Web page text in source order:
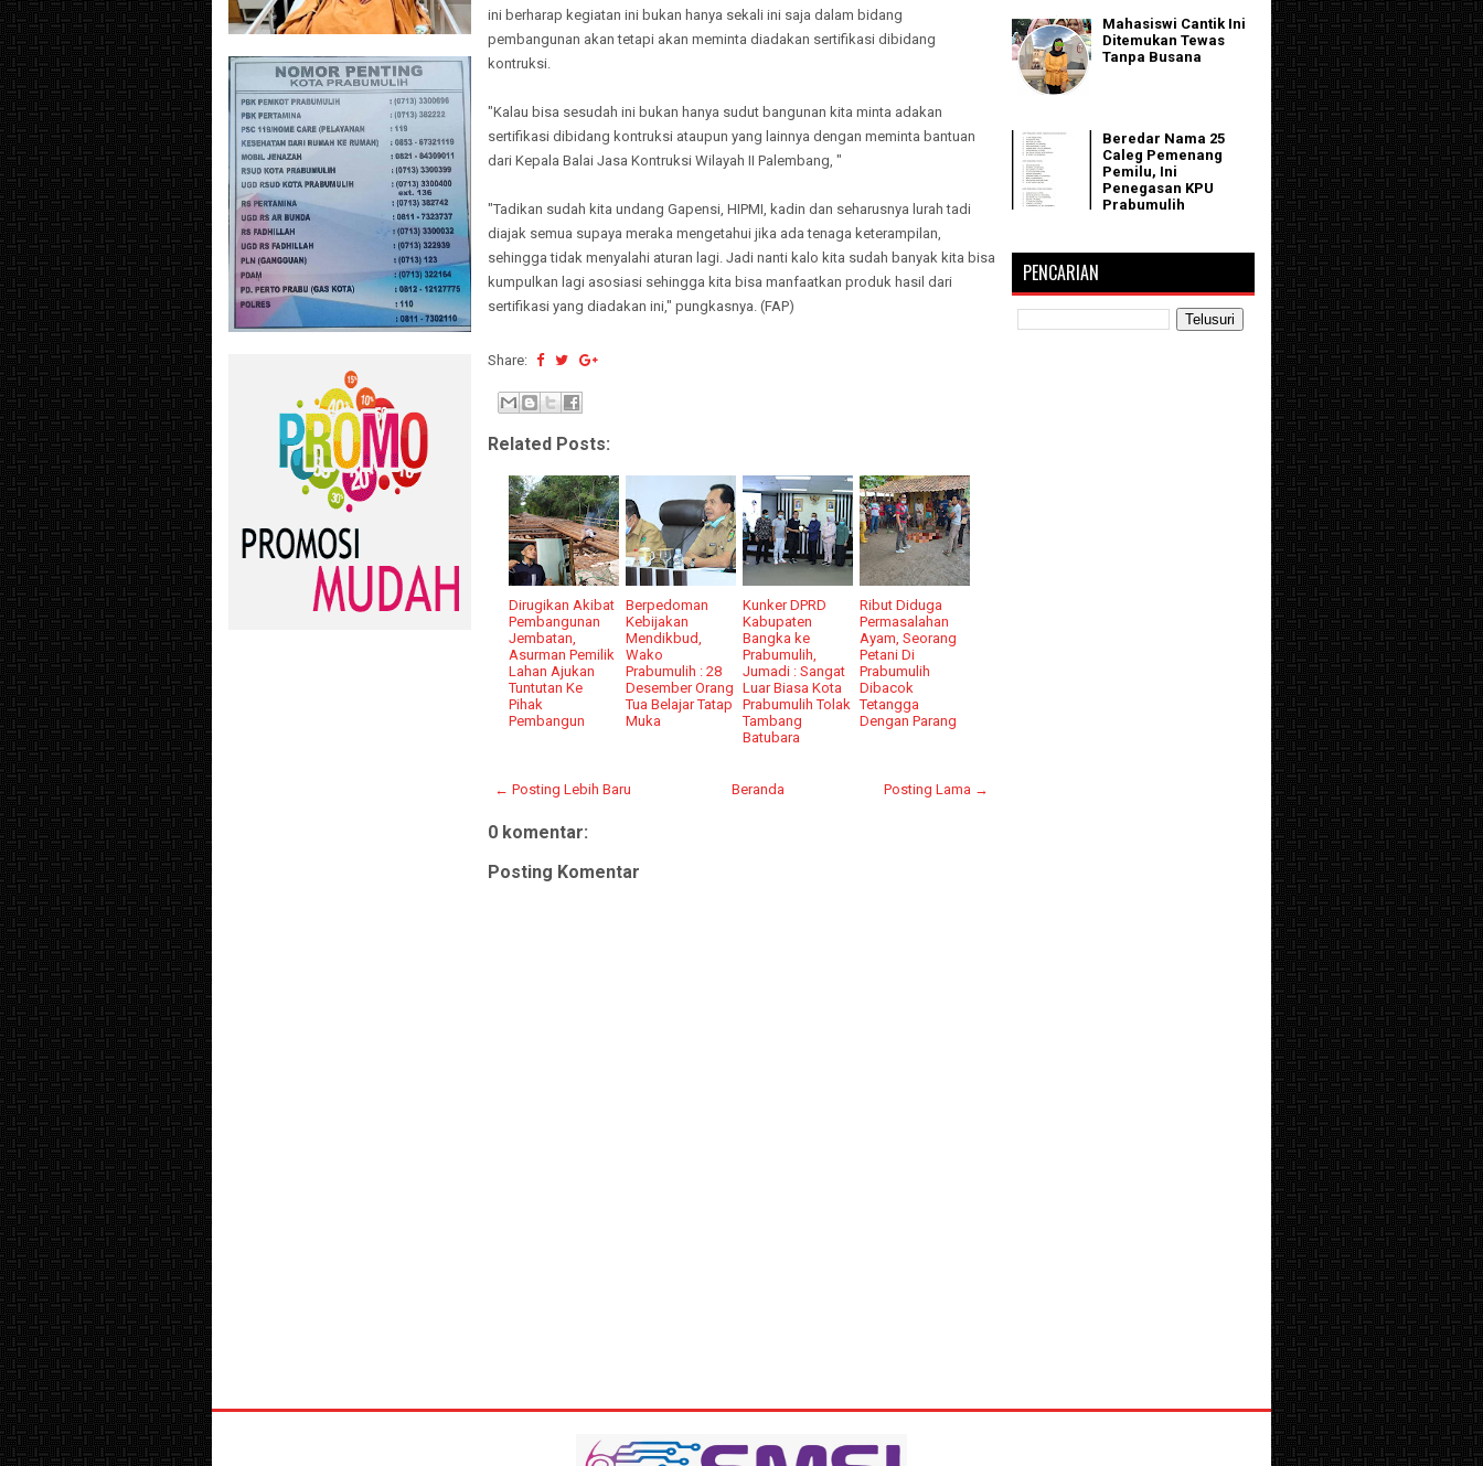
ini berharap kegiatan ini bukan hanya sekali ini saja dalam bidang
pembangunan akan tetapi akan meminta diadakan sertifikasi dibidang
kontruksi.
"Kalau bisa sesudah ini bukan hanya sudut bangunan kita minta adakan
sertifikasi dibidang kontruksi ataupun yang lainnya dengan meminta bantuan
dari Kepala Balai Jasa Kontruksi Wilayah II Palembang, "
"Tadikan sudah kita undang Gapensi, HIPMI, kadin dan seharusnya lurah tadi
diajak semua supaya meraka mengetahui jika ada tenaga keterampilan,
sehingga tidak menyalahi aturan lagi. Jadi nanti kalo kita sudah banyak kita bisa
kumpulkan lagi asosiasi sehingga kita bisa manfaatkan produk hasil dari
sertifikasi yang diadakan ini," pungkasnya. (FAP)
Share:
Related Posts:
Dirugikan Akibat
Pembangunan
Jembatan,
Asurman Pemilik
Lahan Ajukan
Tuntutan Ke
Pihak
Pembangun
Berpedoman
Kebijakan
Mendikbud,
Wako
Prabumulih : 28
Desember Orang
Tua Belajar Tatap
Muka
Kunker DPRD
Kabupaten
Bangka ke
Prabumulih,
Jumadi : Sangat
Luar Biasa Kota
Prabumulih Tolak
Tambang
Batubara
Ribut Diduga
Permasalahan
Ayam, Seorang
Petani Di
Prabumulih
Dibacok
Tetangga
Dengan Parang
← Posting Lebih Baru Posting Lama →
Beranda
0 komentar:
Posting Komentar
Mahasiswi Cantik Ini
Ditemukan Tewas
Tanpa Busana
Beredar Nama 25
Caleg Pemenang
Pemilu, Ini
Penegasan KPU
Prabumulih
PENCARIAN